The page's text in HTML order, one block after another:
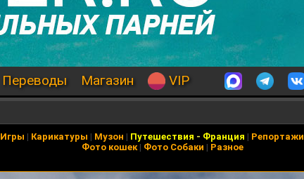
Переводы Магазин VIP
Игры | Карикатуры | Музон | Путешествия - Франция | Репортажи
Фото кошек| Фото Собаки | Разное